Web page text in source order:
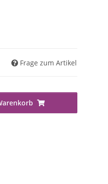
Frage zum Artikel